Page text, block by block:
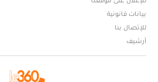
بيانات قانونية
للإتصال بنا
أرشيف